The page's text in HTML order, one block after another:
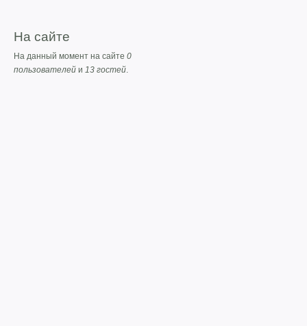
На сайте
На данный момент на сайте 0
пользователей и 13 гостей.